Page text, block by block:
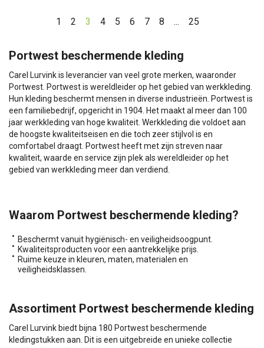
1 2 3 4 5 6 7 8 ... 25
Portwest beschermende kleding
Carel Lurvink is leverancier van veel grote merken, waaronder
Portwest. Portwest is wereldleider op het gebied van werkkleding.
Hun kleding beschermt mensen in diverse industrieën. Portwest is
een familiebedrijf, opgericht in 1904. Het maakt al meer dan 100
jaar werkkleding van hoge kwaliteit. Werkkleding die voldoet aan
de hoogste kwaliteitseisen en die toch zeer stijlvol is en
comfortabel draagt. Portwest heeft met zijn streven naar
kwaliteit, waarde en service zijn plek als wereldleider op het
gebied van werkkleding meer dan verdiend.
Waarom Portwest beschermende kleding?
Beschermt vanuit hygiënisch- en veiligheidsoogpunt.
Kwaliteitsproducten voor een aantrekkelijke prijs.
Ruime keuze in kleuren, maten, materialen en
veiligheidsklassen.
Assortiment Portwest beschermende kleding
Carel Lurvink biedt bijna 180 Portwest beschermende
kledingstukken aan. Dit is een uitgebreide en unieke collectie